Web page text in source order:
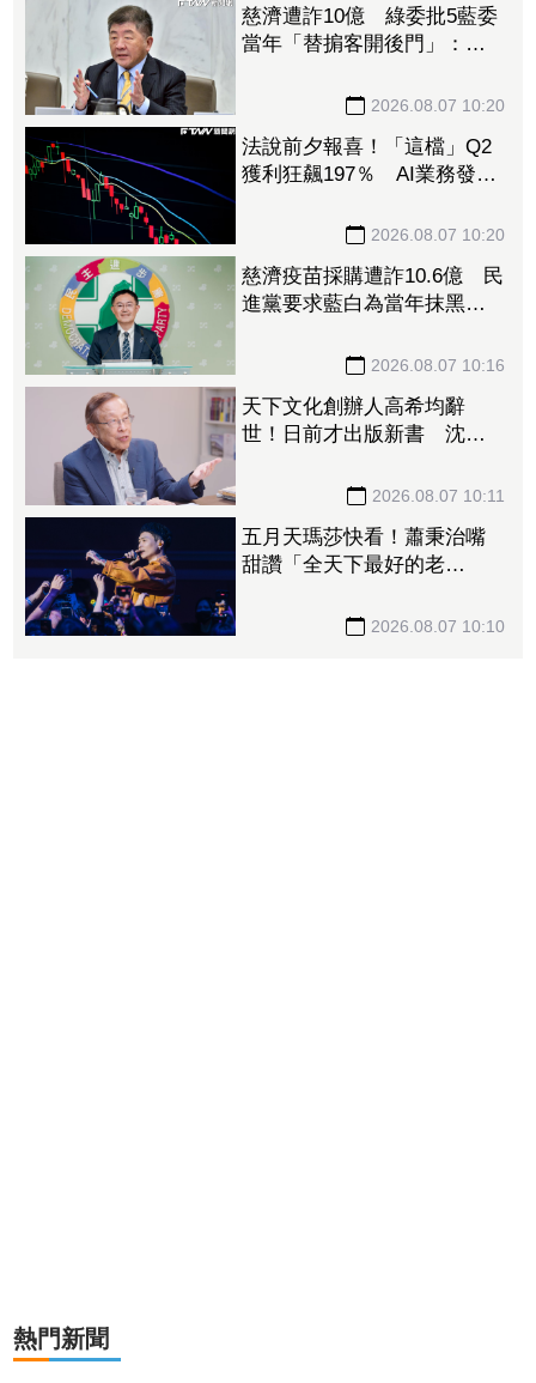
慈濟遭詐10億 綠委批5藍委
當年「替掮客開後門」：造
2026.08.07 10:20
法說前夕報喜！「這檔」Q2
獲利狂飆197％ AI業務發威
2026.08.07 10:20
慈濟疫苗採購遭詐10.6億 民
進黨要求藍白為當年抹黑防
2026.08.07 10:16
天下文化創辦人高希均辭
世！日前才出版新書 沈春
2026.08.07 10:11
五月天瑪莎快看！蕭秉治嘴
甜讚「全天下最好的老
2026.08.07 10:10
熱門新聞